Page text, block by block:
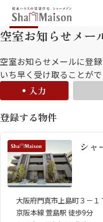
保存した条件
北海道
中部
九州
市区郡・路線・駅から
通勤・通学時間から探す
地図から探す
人気のカテゴリから探す
空室お知らせメー
空室お知らせメールに登
いち早く受け取ることが
入力
登録する物件
シ
大阪府門真市上島町３－１
京阪本線 萱島駅 徒歩9分